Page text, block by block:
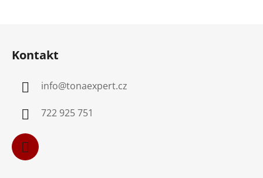
Kontakt
info@tonaexpert.cz
722 925 751